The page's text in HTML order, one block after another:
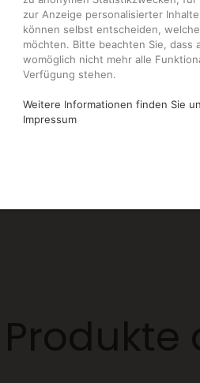
zur Anzeige personalisierter
können selbst entscheiden,
möchten. Bitte beachten Sie, dass
womöglich nicht mehr alle
Verfügung stehen.
Weitere Informationen finden Sie
Impressum